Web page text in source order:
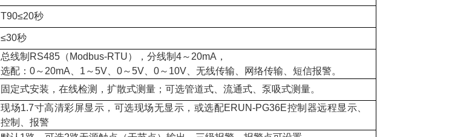
T90≤20秒
≤30秒
总线制RS485（Modbus-RTU），分线制4～20mA，
选配：0～20mA、1～5V、0～5V、0～10V、无线传输、网络传输、短信报警。
固定式安装，在线检测，扩散式测量；可选管道式、流通式、泵吸式测量。
现场1.7寸高清彩屏显示，可选现场无显示，或选配ERUN-PG36E控制器远程显示、
控制、报警